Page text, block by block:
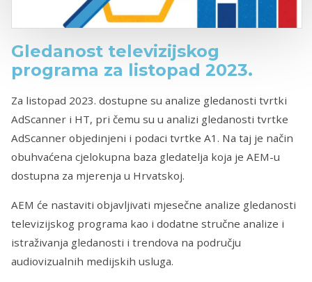
Gledanost televizijskog
programa za listopad 2023.
Za listopad 2023. dostupne su analize gledanosti tvrtki
AdScanner i HT, pri čemu su u analizi gledanosti tvrtke
AdScanner objedinjeni i podaci tvrtke A1. Na taj je način
obuhvaćena cjelokupna baza gledatelja koja je AEM-u
dostupna za mjerenja u Hrvatskoj.
AEM će nastaviti objavljivati mjesečne analize gledanosti
televizijskog programa kao i dodatne stručne analize i
istraživanja gledanosti i trendova na području
audiovizualnih medijskih usluga.